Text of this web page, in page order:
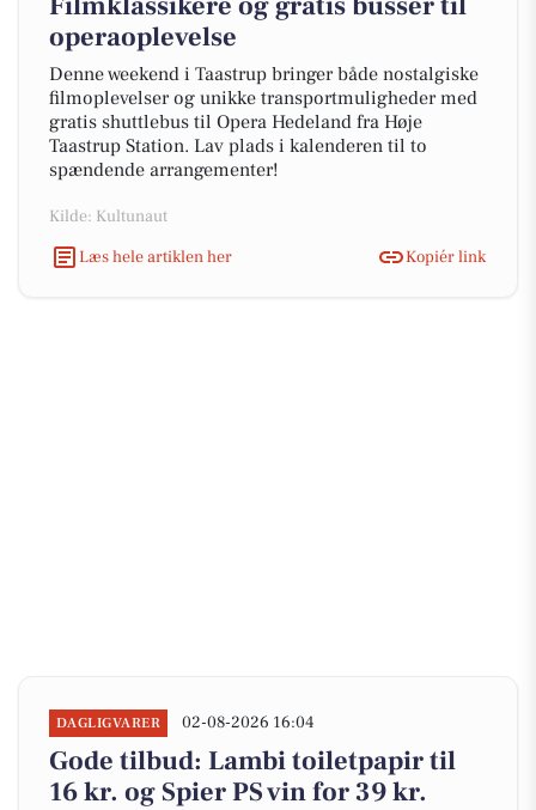
operaoplevelse
Denne weekend i Taastrup bringer både nostalgiske
filmoplevelser og unikke transportmuligheder med
gratis shuttlebus til Opera Hedeland fra Høje
Taastrup Station. Lav plads i kalenderen til to
spændende arrangementer!
Kilde: Kultunaut
Læs hele artiklen her
Kopiér link
DAGLIGVARER 02-08-2026 16:04
Gode tilbud: Lambi toiletpapir til
16 kr. og Spier PS vin for 39 kr.